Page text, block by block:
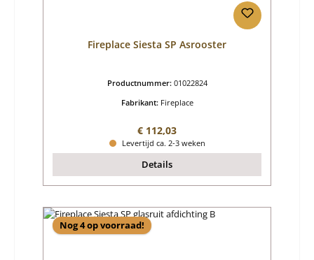
Fireplace Siesta SP Asrooster
Productnummer: 01022824
Fabrikant: Fireplace
Normale prijs:
€ 112,03
Levertijd ca. 2-3 weken
Details
Nog 4 op voorraad!